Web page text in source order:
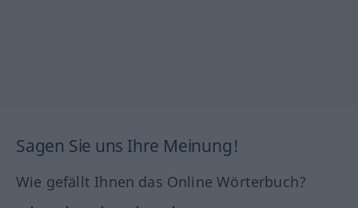
Sagen Sie uns Ihre Meinung!
Wie gefällt Ihnen das Online Wörterbuch?